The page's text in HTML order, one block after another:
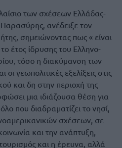
των σχέσεων Ελλάδας-
ανέδειξε τον
σημειώνοντας πως « είναι
έτος ίδρυσης του Ελληνο-
τόσο η διακύμανση των
γεωπολιτικές εξελίξεις στις
και δη στην περιοχή της
μια ιδιάζουσα θέση για
που διαδραματίζει το νησί,
σχέσεων, σε
και την ανάπτυξη,
και η έρευνα, αλλά